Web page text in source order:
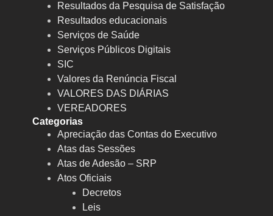
Resultados da Pesquisa de Satisfação
Resultados educacionais
Serviços de Saúde
Serviços Públicos Digitais
SIC
Valores da Renúncia Fiscal
VALORES DAS DIÁRIAS
VEREADORES
Categorias
Apreciação das Contas do Executivo
Atas das Sessões
Atas de Adesão – SRP
Atos Oficiais
Decretos
Leis